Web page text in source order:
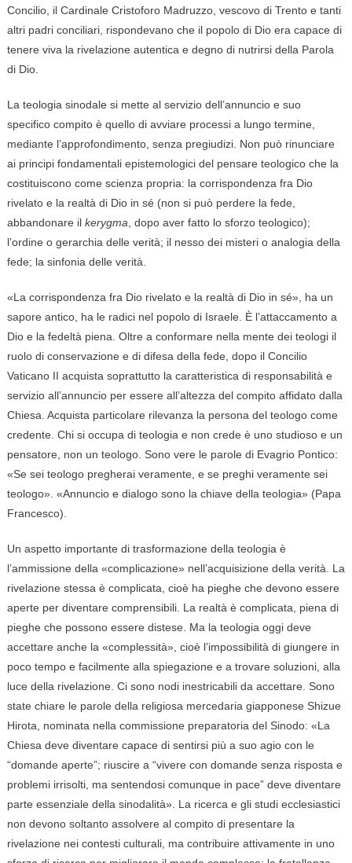
Concilio, il Cardinale Cristoforo Madruzzo, vescovo di Trento e tanti
altri padri conciliari, rispondevano che il popolo di Dio era capace di
tenere viva la rivelazione autentica e degno di nutrirsi della Parola
di Dio.
La teologia sinodale si mette al servizio dell’annuncio e suo
specifico compito è quello di avviare processi a lungo termine,
mediante l’approfondimento, senza pregiudizi. Non può rinunciare
ai principi fondamentali epistemologici del pensare teologico che la
costituiscono come scienza propria: la corrispondenza fra Dio
rivelato e la realtà di Dio in sé (non si può perdere la fede,
abbandonare il kerygma , dopo aver fatto lo sforzo teologico);
l’ordine o gerarchia delle verità; il nesso dei misteri o analogia della
fede; la sinfonia delle verità.
«La corrispondenza fra Dio rivelato e la realtà di Dio in sé», ha un
sapore antico, ha le radici nel popolo di Israele. È l’attaccamento a
Dio e la fedeltà piena. Oltre a conformare nella mente dei teologi il
ruolo di conservazione e di difesa della fede, dopo il Concilio
Vaticano II acquista soprattutto la caratteristica di responsabilità e
servizio all’annuncio per essere all’altezza del compito affidato dalla
Chiesa. Acquista particolare rilevanza la persona del teologo come
credente. Chi si occupa di teologia e non crede è uno studioso e un
pensatore, non un teologo. Sono vere le parole di Evagrio Pontico:
«Se sei teologo pregherai veramente, e se preghi veramente sei
teologo». «Annuncio e dialogo sono la chiave della teologia» (Papa
Francesco).
Un aspetto importante di trasformazione della teologia è
l’ammissione della «complicazione» nell’acquisizione della verità. La
rivelazione stessa è complicata, cioè ha pieghe che devono essere
aperte per diventare comprensibili. La realtà è complicata, piena di
pieghe che possono essere distese. Ma la teologia oggi deve
accettare anche la «complessità», cioè l’impossibilità di giungere in
poco tempo e facilmente alla spiegazione e a trovare soluzioni, alla
luce della rivelazione. Ci sono nodi inestricabili da accettare. Sono
state chiare le parole della religiosa mercedaria giapponese Shizue
Hirota, nominata nella commissione preparatoria del Sinodo: «La
Chiesa deve diventare capace di sentirsi più a suo agio con le
“domande aperte”; riuscire a “vivere con domande senza risposta e
problemi irrisolti, ma sentendosi comunque in pace” deve diventare
parte essenziale della sinodalità». La ricerca e gli studi ecclesiastici
non devono soltanto assolvere al compito di presentare la
rivelazione nei contesti culturali, ma contribuire attivamente in uno